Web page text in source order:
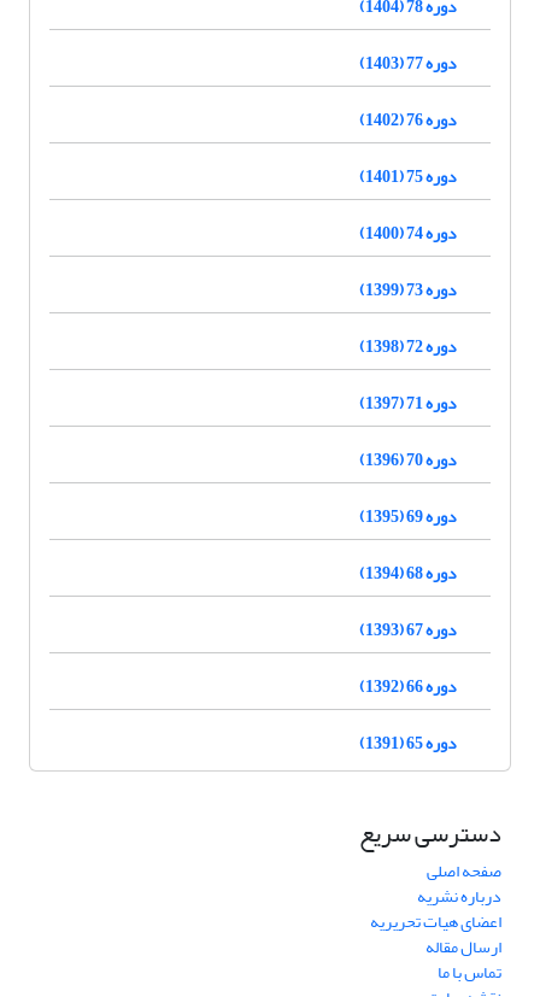
دوره 77 (1403)
دوره 76 (1402)
دوره 75 (1401)
دوره 74 (1400)
دوره 73 (1399)
دوره 72 (1398)
دوره 71 (1397)
دوره 70 (1396)
دوره 69 (1395)
دوره 68 (1394)
دوره 67 (1393)
دوره 66 (1392)
دوره 65 (1391)
دسترسی سریع
صفحه اصلی
درباره نشریه
اعضای هیات تحریریه
ارسال مقاله
تماس با ما